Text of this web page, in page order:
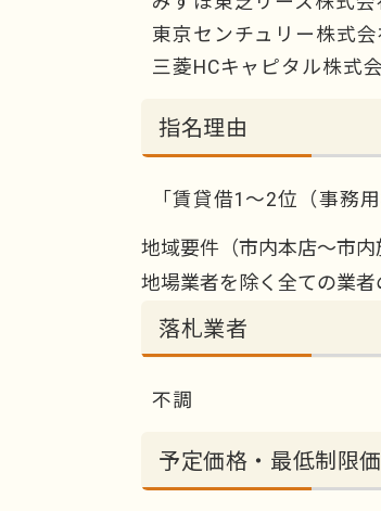
東京センチュリー株式会
三菱HCキャピタル株式
指名理由
「賃貸借1～2位（事務
地域要件（市内本店～市内
地場業者を除く全ての業
落札業者
不調
予定価格・最低制限